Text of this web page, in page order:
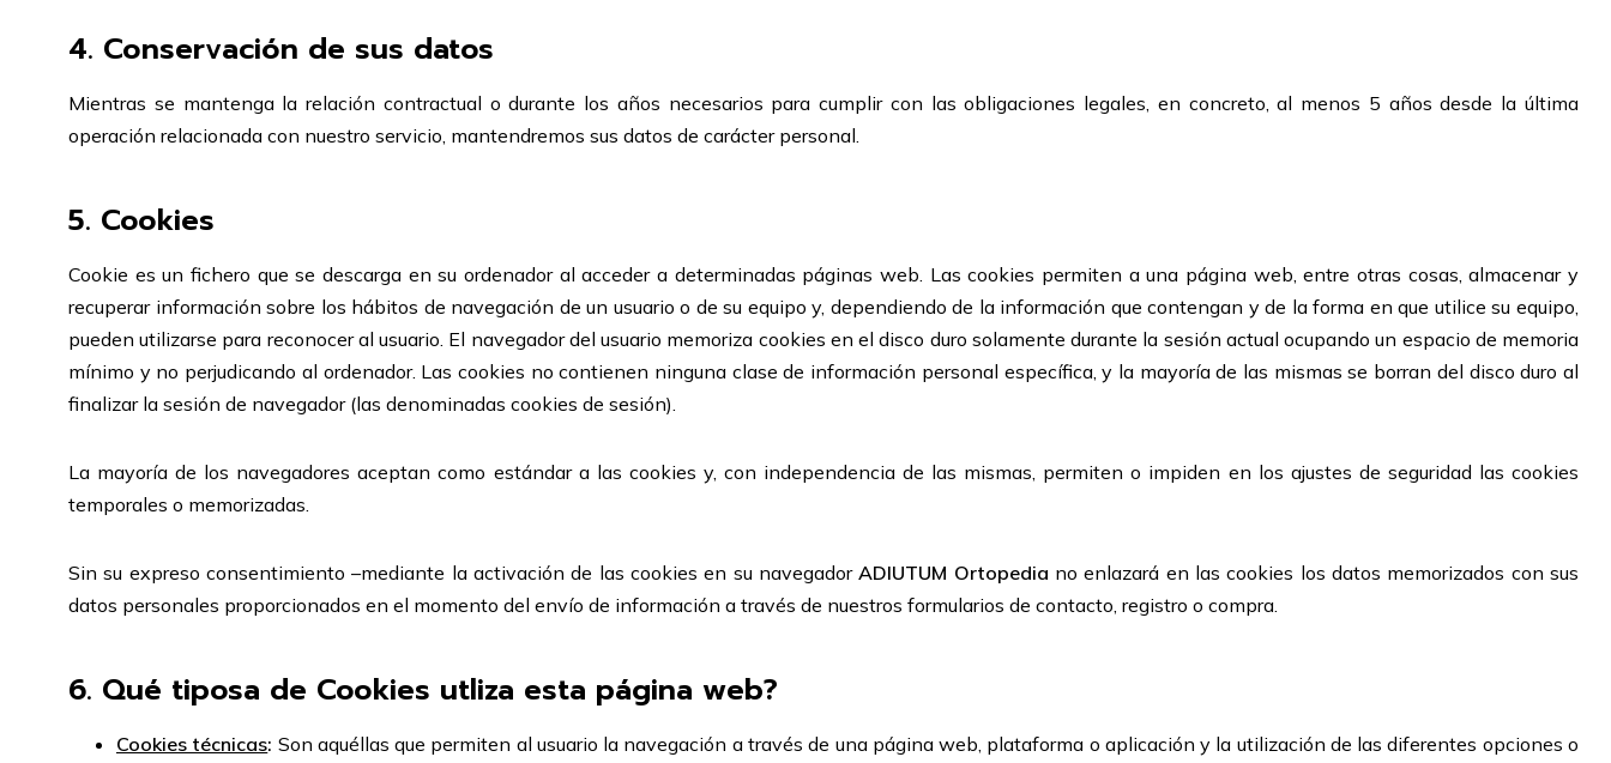
4. Conservación de sus datos
Mientras se mantenga la relación contractual o durante los años necesarios para cumplir con las obligaciones legales, en concreto, al menos 5 años desde la última
operación relacionada con nuestro servicio, mantendremos sus datos de carácter personal.
5. Cookies
Cookie es un fichero que se descarga en su ordenador al acceder a determinadas páginas web. Las cookies permiten a una página web, entre otras cosas, almacenar y
recuperar información sobre los hábitos de navegación de un usuario o de su equipo y, dependiendo de la información que contengan y de la forma en que utilice su equipo,
pueden utilizarse para reconocer al usuario. El navegador del usuario memoriza cookies en el disco duro solamente durante la sesión actual ocupando un espacio de memoria
mínimo y no perjudicando al ordenador. Las cookies no contienen ninguna clase de información personal específica, y la mayoría de las mismas se borran del disco duro al
finalizar la sesión de navegador (las denominadas cookies de sesión).
La mayoría de los navegadores aceptan como estándar a las cookies y, con independencia de las mismas, permiten o impiden en los ajustes de seguridad las cookies
temporales o memorizadas.
Sin su expreso consentimiento –mediante la activación de las cookies en su navegadorADIUTUM Ortopedia no enlazará en las cookies los datos memorizados con sus
datos personales proporcionados en el momento del envío de información a través de nuestros formularios de contacto, registro o compra.
6. Qué tiposa de Cookies utliza esta página web?
Cookies técnicas: Son aquéllas que permiten al usuario la navegación a través de una página web, plataforma o aplicación y la utilización de las diferentes opciones o